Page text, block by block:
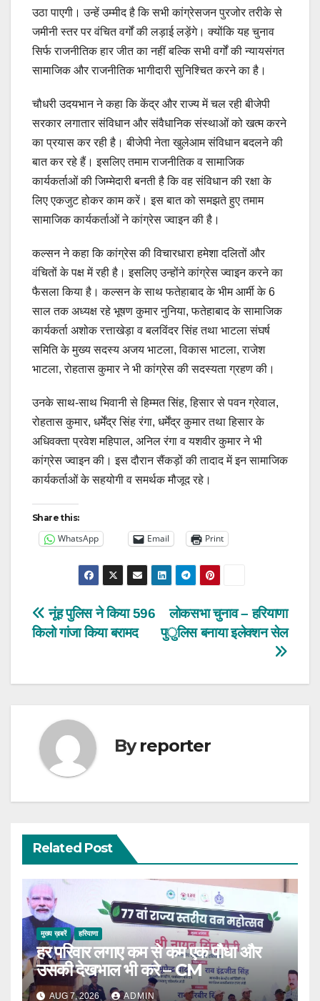
उठा पाएगी। उन्हें उम्मीद है कि सभी कांग्रेसजन पुरजोर तरीके से
जमीनी स्तर पर वंचित वर्गों की लड़ाई लड़ेंगे। क्योंकि यह चुनाव
सिर्फ राजनीतिक हार जीत का नहीं बल्कि सभी वर्गों की न्यायसंगत
सामाजिक और राजनीतिक भागीदारी सुनिश्चित करने का है।
चौधरी उदयभान ने कहा कि केंद्र और राज्य में चल रही बीजेपी
सरकार लगातार संविधान और संवैधानिक संस्थाओं को खत्म करने
का प्रयास कर रही है। बीजेपी नेता खुलेआम संविधान बदलने की
बात कर रहे हैं। इसलिए तमाम राजनीतिक व सामाजिक
कार्यकर्ताओं की जिम्मेदारी बनती है कि वह संविधान की रक्षा के
लिए एकजुट होकर काम करें। इस बात को समझते हुए तमाम
सामाजिक कार्यकर्ताओं ने कांग्रेस ज्वाइन की है।
कल्सन ने कहा कि कांग्रेस की विचारधारा हमेशा दलितों और
वंचितों के पक्ष में रही है। इसलिए उन्होंने कांग्रेस ज्वाइन करने का
फैसला किया है। कल्सन के साथ फतेहाबाद के भीम आर्मी के 6
साल तक अध्यक्ष रहे भूषण कुमार नुनिया, फतेहाबाद के सामाजिक
कार्यकर्ता अशोक रत्ताखेड़ा व बलविंदर सिंह तथा भाटला संघर्ष
समिति के मुख्य सदस्य अजय भाटला, विकास भाटला, राजेश
भाटला, रोहतास कुमार ने भी कांग्रेस की सदस्यता ग्रहण की।
उनके साथ-साथ भिवानी से हिम्मत सिंह, हिसार से पवन ग्रेवाल,
रोहतास कुमार, धर्मेंद्र सिंह रंगा, धर्मेंद्र कुमार तथा हिसार के
अधिवक्ता प्रवेश महिपाल, अनिल रंगा व यशवीर कुमार ने भी
कांग्रेस ज्वाइन की। इस दौरान सैंकड़ों की तादाद में इन सामाजिक
कार्यकर्ताओं के सहयोगी व समर्थक मौजूद रहे।
Share this:
WhatsApp Email Print
Post
navigation
लोकसभा चुनाव – हरियाणा
पुलिस बनाया इलेक्शन सेल
नूंह पुलिस ने किया 596
किलो गांजा किया बरामद
Byreporter
Related Post
मुख्य ख़बरें हरियाणा
हर परिवार लगाए कम से कम एक पौधा और
उसकी देखभाल भी करे – CM
AUG 7, 2026 ADMIN